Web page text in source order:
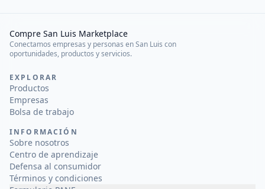
Compre San Luis Marketplace
Conectamos empresas y personas en San Luis con
oportunidades, productos y servicios.
EXPLORAR
Productos
Empresas
Bolsa de trabajo
INFORMACIÓN
Sobre nosotros
Centro de aprendizaje
Defensa al consumidor
Términos y condiciones